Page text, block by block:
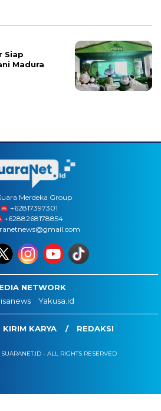
Siap
Madura
Merdeka Group
‪+62817397301
+6288268178854
NETWORK
Yakusa.id
KIRIM KARYA REDAKSI
- ALL RIGHTS RESERVED